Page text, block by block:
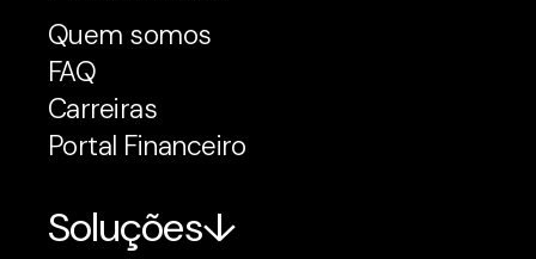
Quem somos
FAQ
Carreiras
Portal Financeiro
Soluções